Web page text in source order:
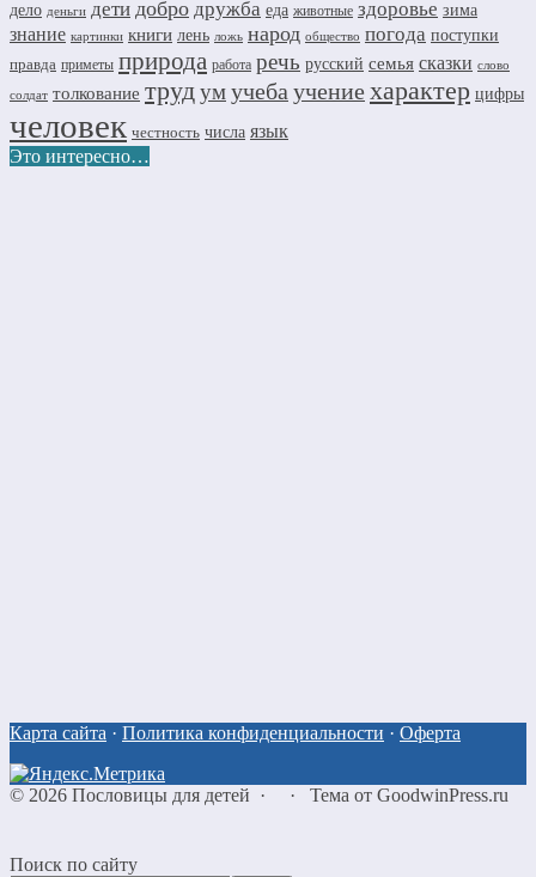
дело деньги дети добро дружба еда животные здоровье зима
знание картинки книги лень ложь народ общество погода поступки
правда приметы природа работа речь русский семья сказки слово
солдат толкование трудумучеба учениехарактер цифры
человек честность числа язык
Это интересно…
Карта сайта · Политика конфиденциальности · Оферта
© 2026 Пословицы для детей · · Тема от GoodwinPress.ru
Поиск по сайту